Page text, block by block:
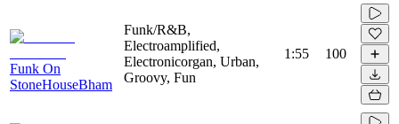
Funk On
StoneHouseBham
Funk/R&B,
Electroamplified,
Electronicorgan, Urban,
Groovy, Fun
1:55 100